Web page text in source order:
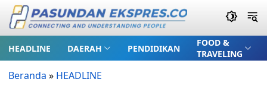
HEADLINE DAERAH PENDIDIKAN
FOOD &
TRAVELING
Beranda » HEADLINE